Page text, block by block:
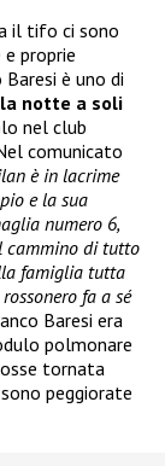
il tifo ci sono
proprie
è uno di
notte a soli
nel club
comunicato
è in lacrime
e la sua
numero 6,
cammino di tutto
famiglia tutta
fa a sé
Baresi era
polmonare
tornata
peggiorate